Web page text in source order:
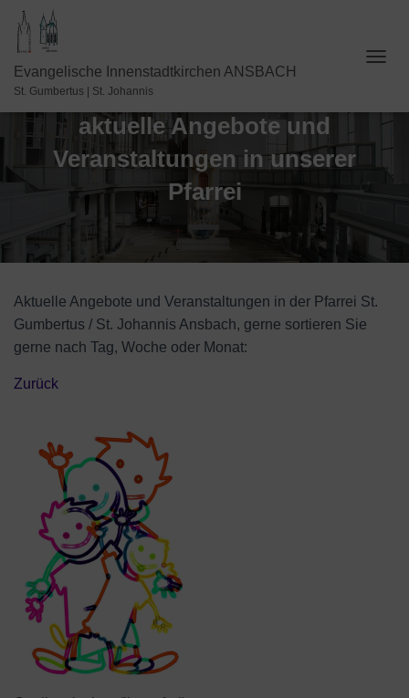
Evangelische Innenstadtkirchen ANSBACH
St. Gumbertus | St. Johannis
M
aktuelle Angebote und
Veranstaltungen in unserer
Pfarrei
Aktuelle Angebote und Veranstaltungen in der Pfarrei St.
Gumbertus / St. Johannis Ansbach, gerne sortieren Sie
gerne nach Tag, Woche oder Monat:
Zurück